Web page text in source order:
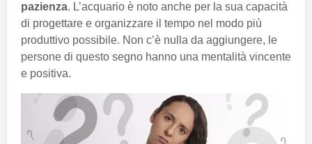
pazienza. L’acquario è noto anche per la sua capacità
di progettare e organizzare il tempo nel modo più
produttivo possibile. Non c’è nulla da aggiungere, le
persone di questo segno hanno una mentalità vincente
e positiva.